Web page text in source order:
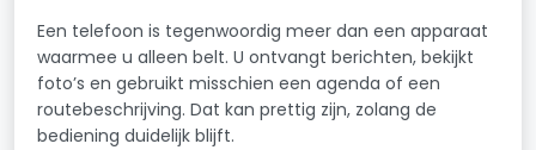
Een telefoon is tegenwoordig meer dan een apparaat
waarmee u alleen belt. U ontvangt berichten, bekijkt
foto’s en gebruikt misschien een agenda of een
routebeschrijving. Dat kan prettig zijn, zolang de
bediening duidelijk blijft.